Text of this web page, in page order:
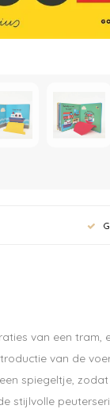
van een
van de
spiegeltje,
stijlvolle